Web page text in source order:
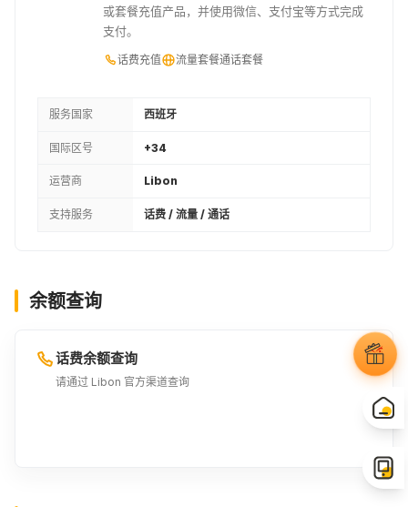
或套餐充值产品，并使用微信、支付宝等方式完成
支付。
话费充值 流量套餐通话套餐
服务国家 西班牙
国际区号 +34
运营商 Libon
支持服务 话费 / 流量 / 通话
余额查询
话费余额查询
请通过 Libon 官方渠道查询